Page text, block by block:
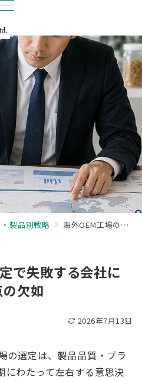
製品別戦略 海外OEM工場の選定で失敗する会社に共通する3つの視点の欠如
で失敗する会社に
欠如
2026年7月13日
の選定は、製品品質・ブラ
にわたって左右する意思決